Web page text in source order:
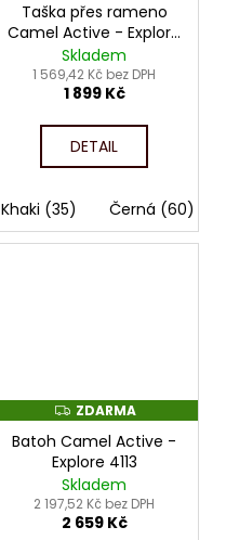
Černá (60) Žlutá (93)
Taška přes rameno
Camel Active - Explore
4115
Skladem
1 569,42 Kč bez DPH
1 899 Kč
DETAIL
Khaki (35) Černá (60)
Z
D
A
R
M
A
ZDARMA
Batoh Camel Active -
Explore 4113
Skladem
2 197,52 Kč bez DPH
2 659 Kč